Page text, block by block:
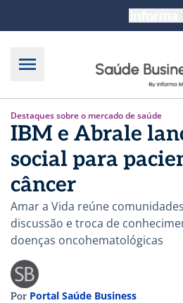
Destaques sobre o mercado de saúde
IBM e Abrale
social para
câncer
Amar a Vida reúne
discussão e troca de
doenças oncohematológicas
Por Portal Saúde Business